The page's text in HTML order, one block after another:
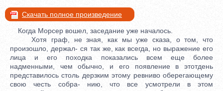
Скачать полное произведение
Когда Морсер вошел, заседание уже началось.
Хотя граф, не зная, как мы уже сказа, о том, что
произошло, держал- ся так же, как всегда, но выражение его
лица и его походка показались всем еще более
надменными, чем обычно, и его появление в этотдень
представилось столь дерзким этому ревниво оберегающему
свою честь собра- нию, что все усмотрели в этом